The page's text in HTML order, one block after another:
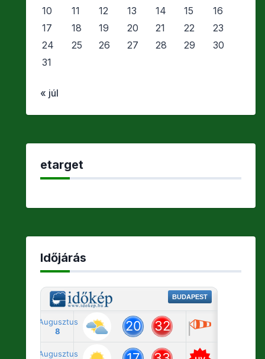
10
11 12 13 14 15
16
17
18 19 20 21 22
23
24
25 26 27 28 29
30
31
« júl
etarget
Időjárás